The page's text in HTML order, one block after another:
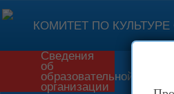
КОМИТЕТ ПО КУЛЬТУРЕ
Сведения
об
образовательной
организации